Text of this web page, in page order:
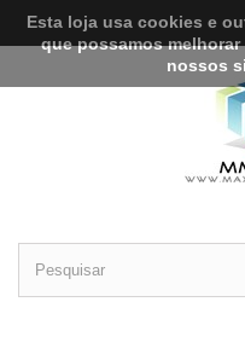
Esta loja usa cookies e
que possamos
nossos